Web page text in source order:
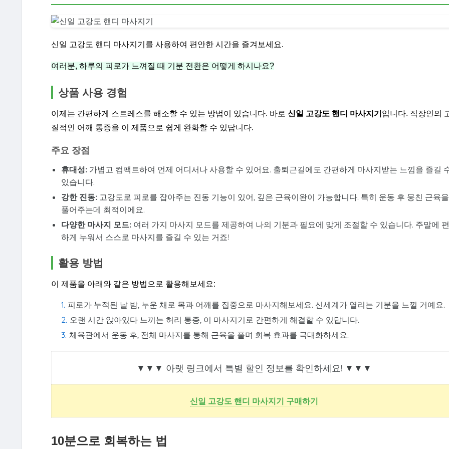
신일 고강도 핸디 마사지기를 사용하여 편안한 시간을 즐겨보세요.
여러분, 하루의 피로가 느껴질 때 기분 전환은 어떻게 하시나요?
상품 사용 경험
이제는 간편하게 스트레스를 해소할 수 있는 방법이 있습니다. 바로 신일 고강도 핸디 마사지기 입니다. 직장인의
질적인 어깨 통증을 이 제품으로 쉽게 완화할 수 있답니다.
주요 장점
휴대성:가볍고 컴팩트하여 언제 어디서나 사용할 수 있어요. 출퇴근길에도 간편하게 마사지받는 느낌을 즐길
있습니다.
강한 진동:고강도로 피로를 잡아주는 진동 기능이 있어, 깊은 근육이완이 가능합니다. 특히 운동 후 뭉친 근육을
풀어주는데 최적이에요.
다양한 마사지 모드:여러 가지 마사지 모드를 제공하여 나의 기분과 필요에 맞게 조절할 수 있습니다. 주말에 편
하게 누워서 스스로 마사지를 즐길 수 있는 거죠!
활용 방법
이 제품을 아래와 같은 방법으로 활용해보세요:
피로가 누적된 날 밤, 누운 채로 목과 어깨를 집중으로 마사지해보세요. 신세계가 열리는 기분을 느낄 거예요.
오랜 시간 앉아있다 느끼는 허리 통증, 이 마사지기로 간편하게 해결할 수 있답니다.
체육관에서 운동 후, 전체 마사지를 통해 근육을 풀며 회복 효과를 극대화하세요.
▼▼▼ 아랫 링크에서 특별 할인 정보를 확인하세요! ▼▼▼
신일 고강도 핸디 마사지기 구매하기
10분으로 회복하는 법